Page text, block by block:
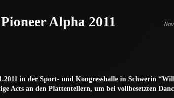
Alpha 2011
in der Sport- und Kongresshalle in Schwerin
Acts an den Plattentellern, um bei vollbesetzten